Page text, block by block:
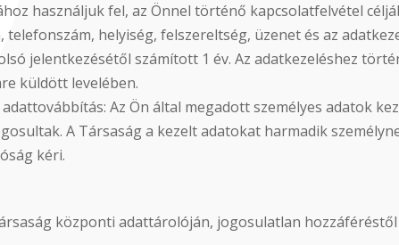
használjuk fel, az Önnel történő kapcsolatfelvétel
telefonszám, helyiség, felszereltség, üzenet és az
jelentkezésétől számított 1 év. Az adatkezeléshez
küldött levelében.
Az Ön által megadott személyes adatok
A Társaság a kezelt adatokat harmadik
kéri.
központi adattárolóján, jogosulatlan